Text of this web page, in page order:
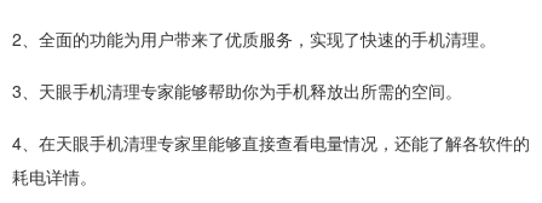
2、全面的功能为用户带来了优质服务，实现了快速的手机清理。
3、天眼手机清理专家能够帮助你为手机释放出所需的空间。
4、在天眼手机清理专家里能够直接查看电量情况，还能了解各软件的
耗电详情。